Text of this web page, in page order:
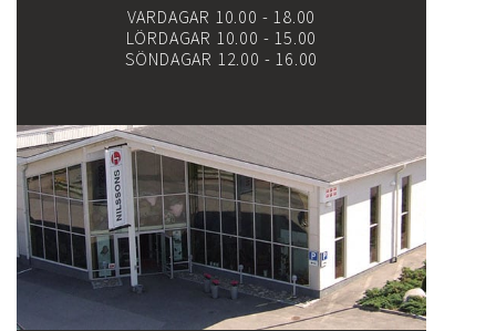
VARDAGAR 10.00 - 18.00
LÖRDAGAR 10.00 - 15.00
SÖNDAGAR 12.00 - 16.00